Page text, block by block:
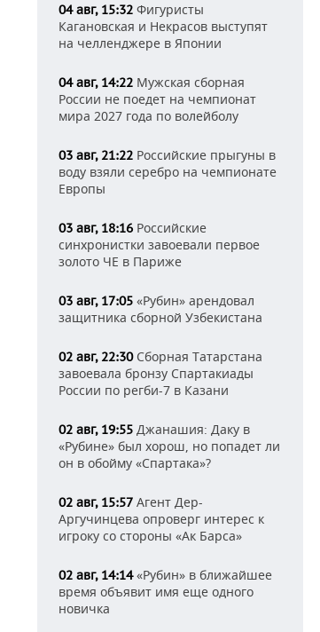
04 авг, 15:32 Фигуристы
Кагановская и Некрасов выступят
на челленджере в Японии
04 авг, 14:22 Мужская сборная
России не поедет на чемпионат
мира 2027 года по волейболу
03 авг, 21:22 Российские прыгуны в
воду взяли серебро на чемпионате
Европы
03 авг, 18:16 Российские
синхронистки завоевали первое
золото ЧЕ в Париже
03 авг, 17:05 «Рубин» арендовал
защитника сборной Узбекистана
02 авг, 22:30Сборная Татарстана
завоевала бронзу Спартакиады
России по регби-7 в Казани
02 авг, 19:55 Джанашия: Даку в
«Рубине» был хорош, но попадет ли
он в обойму «Спартака»?
02 авг, 15:57 Агент Дер-
Аргучинцева опроверг интерес к
игроку со стороны «Ак Барса»
02 авг, 14:14«Рубин» в ближайшее
время объявит имя еще одного
новичка